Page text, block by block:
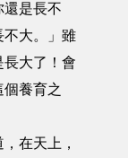
還是長不
不大。」雖
大了！會
養育之
在天上，